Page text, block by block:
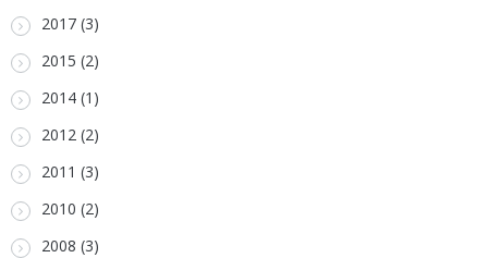
2017 (3)
2015 (2)
2014 (1)
2012 (2)
2011 (3)
2010 (2)
2008 (3)